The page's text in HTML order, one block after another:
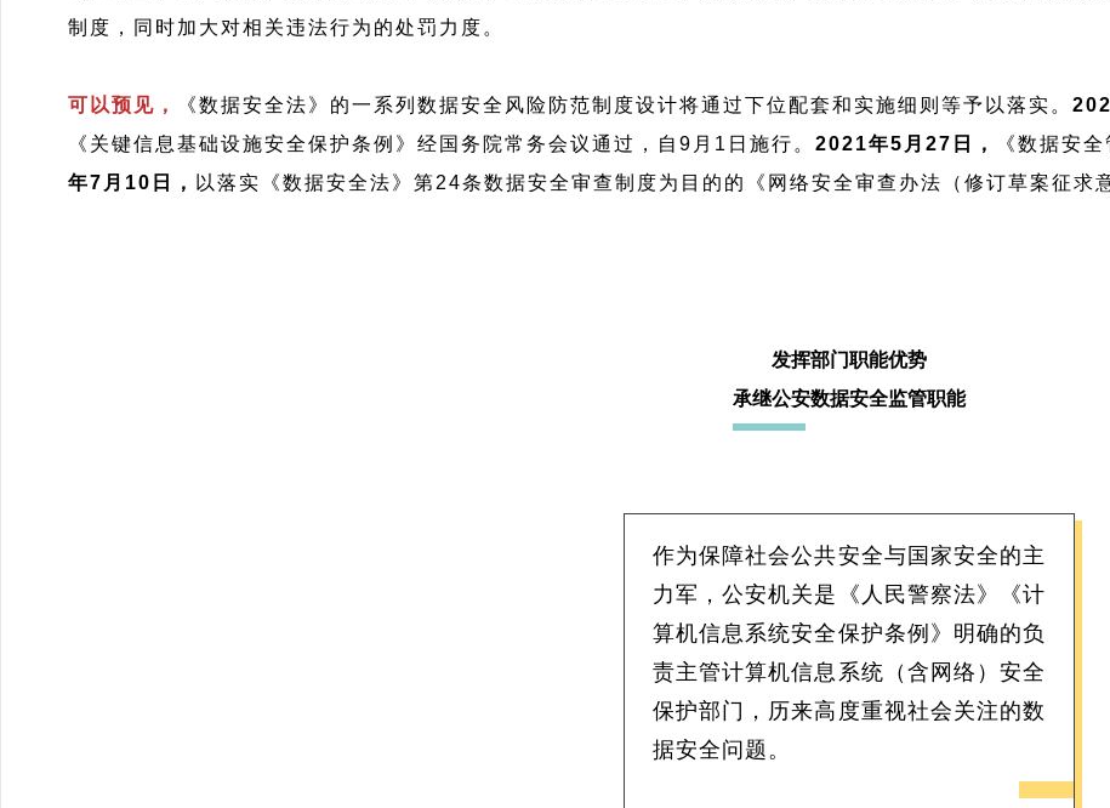
制度，同时加大对相关违法行为的处罚力度。
可以预见， 《数据安全法》的一系列数据安全风险防范制度设计将通过下位配套和实施细则等予以落实。
《关键信息基础设施安全保护条例》经国务院常务会议通过，自9月1日施行。 2021年5月27日， 《数据安
年7月10日，
以落实《数据安全法》第24条数据安全审查制度为目的的《网络安全审查办法（修订草案征求
发挥部门职能优势
承继公安数据安全监管职能
作为保障社会公共安全与国家安全的主
力军，公安机关是《人民警察法》《计
算机信息系统安全保护条例》明确的负
责主管计算机信息系统（含网络）安全
保护部门，历来高度重视社会关注的数
据安全问题。